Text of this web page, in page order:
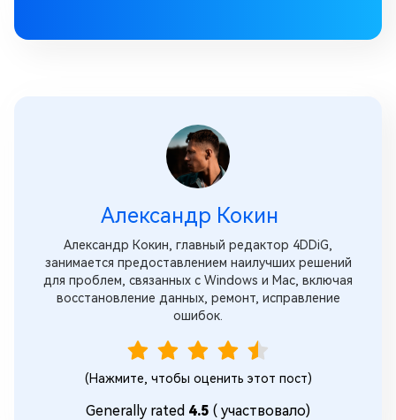
Александр Кокин
Александр Кокин, главный редактор 4DDiG,
занимается предоставлением наилучших решений
для проблем, связанных с Windows и Mac, включая
восстановление данных, ремонт, исправление
ошибок.
(Нажмите, чтобы оценить этот пост)
Generally rated 4.5 ( участвовало)